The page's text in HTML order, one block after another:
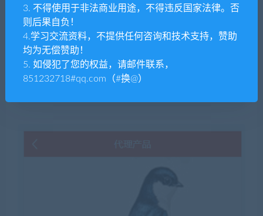
3. 不得使用于非法商业用途，不得违反国家法律。否
则后果自负！
4.学习交流资料，不提供任何咨询和技术支持，赞助
均为无偿赞助！
5. 如侵犯了您的权益，请邮件联系，
851232718#qq.com（#换@）